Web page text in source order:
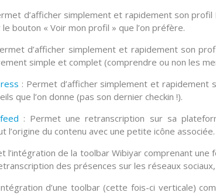
d’afficher simplement et rapidement sonprofil
bouton « Voir mon profil » que l’on préfère.
d’afficher simplement et rapidement son
simple et complet (comprendre ou non les
: Permet d’afficher simplement et rapidement
que l’on donne (pas son dernier checkin !).
: Permet une retranscription sur sa
l’origine du contenu avec une petite icône associée.
l’intégration de la toolbar Wibiyarcomprenant une
des présences sur les réseaux
d’une toolbar(cette fois-ci verticale)